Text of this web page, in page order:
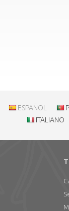
ESPAÑOL
ITALIANO